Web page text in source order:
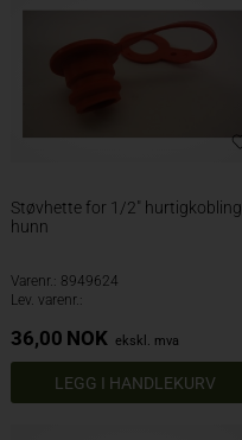
Støvhette for 1/2" hurtigkobling
hunn
Varenr.: 8949624
Lev. varenr.:
36,00 NOK ekskl. mva